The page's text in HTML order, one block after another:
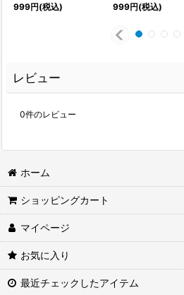
999円(税込)
999円(税込)
レビュー
0件のレビュー
ホーム
ショッピングカート
マイページ
お気に入り
最近チェックしたアイテム